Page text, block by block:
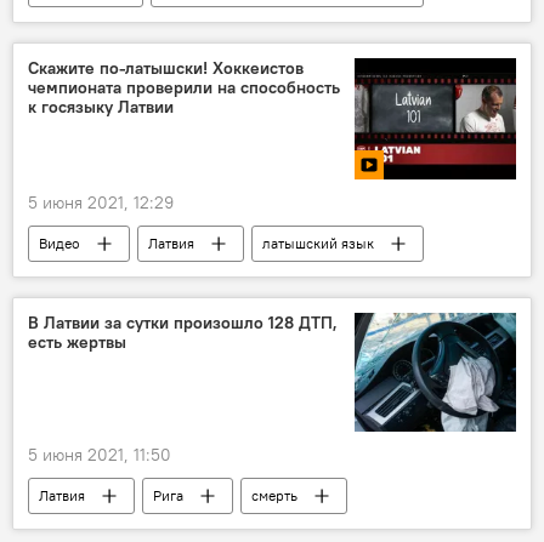
Муниципальные выборы 2021 года в Латвии
Скажите по-латышски! Хоккеистов
чемпионата проверили на способность
к госязыку Латвии
5 июня 2021, 12:29
Видео Латвия
латышский язык
Чемпионат мира по хоккею
Новости Латвии
Мультимедиа
В Латвии за сутки произошло 128 ДТП,
есть жертвы
5 июня 2021, 11:50
Латвия Рига
смерть
Резекненский край
ДТП